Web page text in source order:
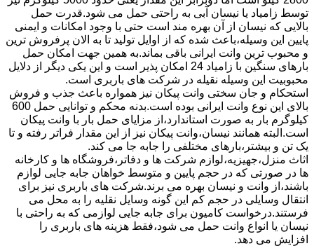
توسط زامیاد یا نیسان آبی به راحتی حمل می شود.قدرت حمل
بالایی که نیسان از آن بهره مند است حتی با وجود امکانات و ایمنی
پایین این وسیله،باعث شده که از اوایل تولید تا به الان پرفروش ترین
و محبوب ترین وانت ایرانی باقی بماند.به همین جهت امکان حمل
بارهای سنگین با زامیاد 24 امکان پذیر است و این یکی دیگر از دلایل
محبوبیت این وسیله نقیله در شرکت های باربری است.
استحکام و جان سختی وانت پیکان نیز همواره باعث جذب و فروش
بالای این نوع وانت ایرانی بوده است.بدنه محکم و توانایی حمل 600
کیلوگرم بار به صورت استاندارد،از مزایای حمل بار با وانت پیکان
است.البته همانند نیسان،وانت پیکان نیز از این مقدار فراتر رفته و تا
یک تن و بیشتر،بارهای مختلفی را جابه جا می کند.
اثاث منزل،جهیزیه،لوازم شرکت ها و دفاتر،فروشگاه ها و کارخانه
ها در صورتی که در حجم پایین و متوسط خواهان جابه جایی لوازم
باشند،از وانت و نیسان بهره می برند.شرکت های باربری نیز برای
انتقال وسایلی در حجم کم این گونه وسایل نقلیه را به محل می
فرستند.درخواست کامیون برای جابه جایی لوازمی که به راحتی با
نیسان یا انواع وانت حمل می شود،فقط هزینه های باربری را
افزایش می دهد.